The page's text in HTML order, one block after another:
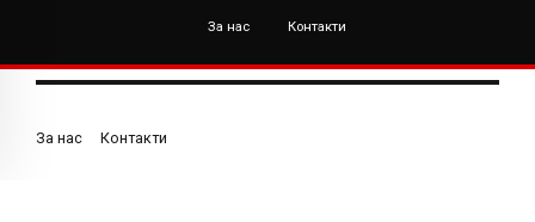
За нас Контакти
За нас Контакти